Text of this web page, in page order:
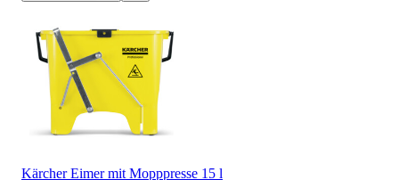
Kärcher Eimer mit Mopppresse 15 l